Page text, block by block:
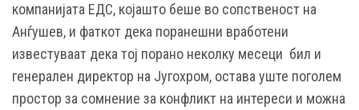
компанијата ЕДС, којашто беше во сопственост на
Анѓушев, и фаткот дека поранешни вработени
известуваат дека тој порано неколку месеци бил и
генерален директор на Југохром, остава уште поголем
простор за сомнение за конфликт на интереси и можна